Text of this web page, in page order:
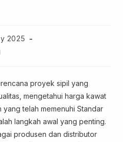
2025
proyek sipil yang
mengetahui harga kawat
telah memenuhi Standar
langkah awal yang penting.
produsen dan distributor